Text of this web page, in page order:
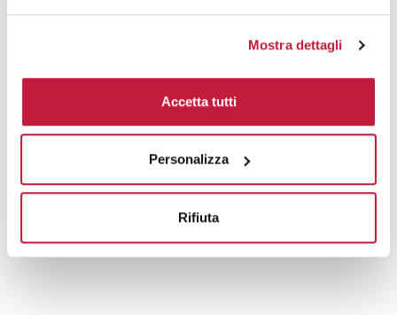
Mostra dettagli
Accetta tutti
Personalizza
Rifiuta